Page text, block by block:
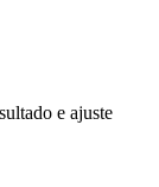
e ajuste